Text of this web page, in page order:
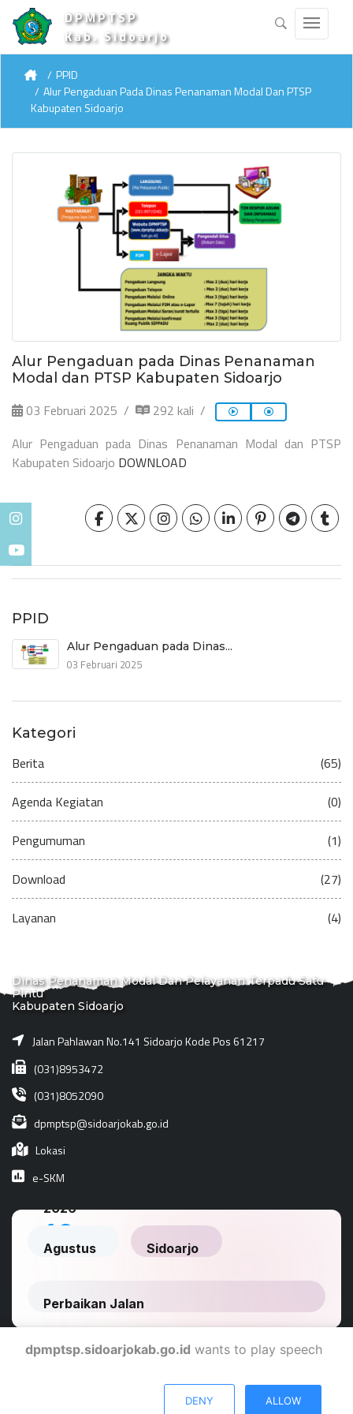
DPMPTSP
Kab. Sidoarjo
PPID
Alur Pengaduan Pada Dinas Penanaman Modal Dan PTSP
Kabupaten Sidoarjo
Alur Pengaduan pada Dinas Penanaman
Modal dan PTSP Kabupaten Sidoarjo
03 Februari 2025
292 kali
Alur Pengaduan pada Dinas Penanaman Modal dan PTSP
Kabupaten Sidoarjo DOWNLOAD
PPID
Alur Pengaduan pada Dinas...
03 Februari 2025
Kategori
Berita (65)
Agenda Kegiatan (0)
Pengumuman (1)
Download (27)
Layanan (4)
Dinas Penanaman Modal Dan Pelayanan Terpadu Satu
Pintu
Kabupaten Sidoarjo
Jalan Pahlawan No.141 Sidoarjo Kode Pos 61217
(031)8953472
(031)8052090
dpmptsp@sidoarjokab.go.id
Lokasi
e-SKM
Dinas Komunikasi Dan Informatika Kabupaten Sidoarjo
© 2024
dpmptsp.sidoarjokab.go.id wants to play speech
DENY ALLOW